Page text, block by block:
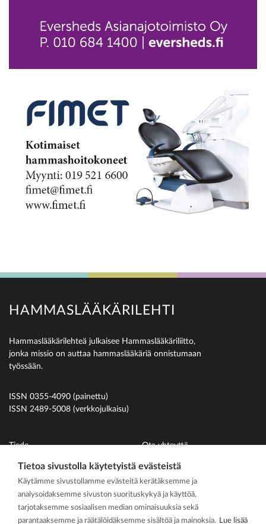
HAMMASLÄÄKÄRILEHTI
Hammaslääkärilehteä julkaisee Hammaslääkäriliitto,
jonka missio on auttaa hammaslääkäriä onnistumaan
työssään.
ISSN 0355-4090 (painettu)
ISSN 2489-5008 (verkkojulkaisu)
Tiede
Uutiset
Ihmiset
På svenska
Kirjoitusohjeet
Ota yhteyttä
Suomen Hammaslääkäriliitto
Tietoa sivustolla käytetyistä evästeistä
Käytämme sivustollamme evästeitä kerätäksemme ja
analysoidaksemme sivuston suorituskykyä ja käyttöä,
tarjotaksemme sosiaalisen median ominaisuuksia sekä
parantaaksemme ja räätälöidäksemme sisältöä ja mainoksia. Lue lisää